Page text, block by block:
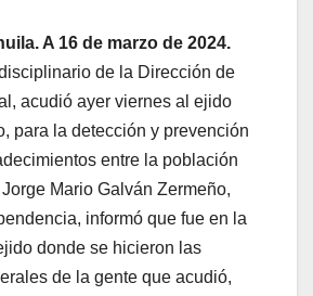
A 16 de marzo de 2024.
de la Dirección de
acudió ayer viernes al ejido
para la detección y prevención
entre la población
Mario Galván Zermeño,
informó que fue en la
donde se hicieron las
de la gente que acudió,